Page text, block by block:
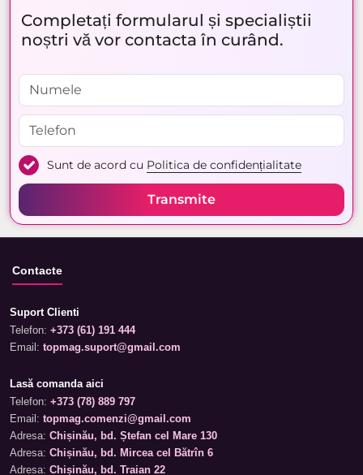
Completați formularul și specialiștii
noștri vă vor contacta în curând.
Sunt de acord cu Politica de confidențialitate
Transmite
Contacte
Suport Clienti
Telefon: +373 (61) 191 444
Email: topmag.suport@gmail.com
Lasă comanda aici
Telefon: +373 (78) 889 797
Email: topmag.comenzi@gmail.com
Adresa: Chișinău, bd. Ștefan cel Mare 130
Adresa: Chișinău, bd. Mircea cel Bătrîn 6
Adresa: Chișinău, bd. Traian 22